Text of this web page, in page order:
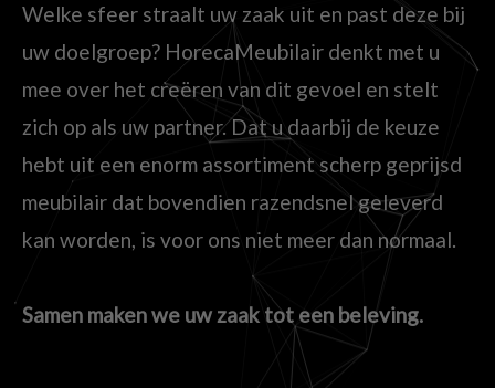
Welke sfeer straalt uw zaak uit en past deze bij
uw doelgroep? HorecaMeubilair denkt met u
mee over het creëren van dit gevoel en stelt
zich op als uw partner. Dat u daarbij de keuze
hebt uit een enorm assortiment scherp geprijsd
meubilair dat bovendien razendsnel geleverd
kan worden, is voor ons niet meer dan normaal.
Samen maken we uw zaak tot een beleving.